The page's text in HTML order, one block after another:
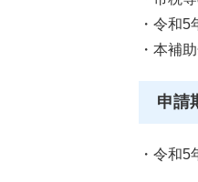
・令和
・本補
申請
・令和